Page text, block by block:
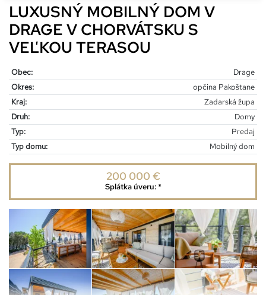
LUXUSNÝ MOBILNÝ DOM V
DRAGE V CHORVÁTSKU S
VEĽKOU TERASOU
Obec:
Drage
Okres:
opčina Pakoštane
Kraj:
Zadarská župa
Druh:
Domy
Typ:
Predaj
Typ domu:
Mobilný dom
200 000 €
Splátka úveru: *